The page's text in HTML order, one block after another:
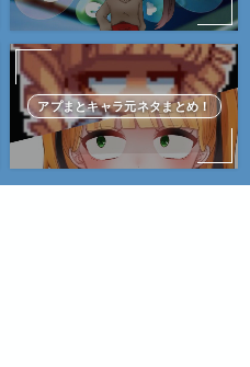
アプまとキャラ元ネタまとめ！